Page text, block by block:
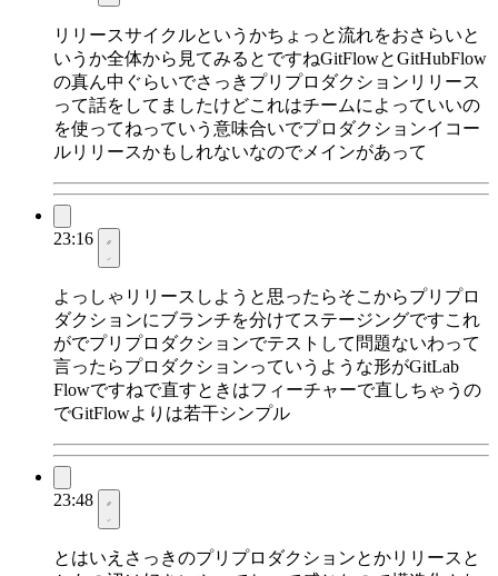
リリースサイクルというかちょっと流れをおさらいと
いうか全体から見てみるとですねGitFlowとGitHubFlow
の真ん中ぐらいでさっきプリプロダクションリリース
って話をしてましたけどこれはチームによっていいの
を使ってねっていう意味合いでプロダクションイコー
ルリリースかもしれないなのでメインがあって
23:16
よっしゃリリースしようと思ったらそこからプリプロ
ダクションにブランチを分けてステージングですこれ
がでプリプロダクションでテストして問題ないわって
言ったらプロダクションっていうような形がGitLab
Flowですねで直すときはフィーチャーで直しちゃうの
でGitFlowよりは若干シンプル
23:48
とはいえさっきのプリプロダクションとかリリースと